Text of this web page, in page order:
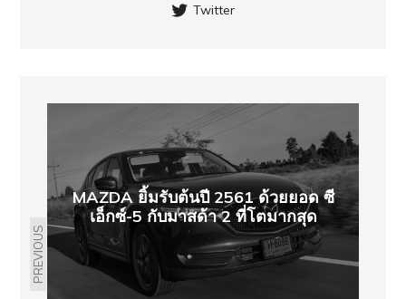
Twitter
PREVIOUS
MAZDA ยิ้มรับต้นปี 2561 ด้วยยอด ซี
เอ็กซ์-5 กับมาสด้า 2 ที่โตมากสุด